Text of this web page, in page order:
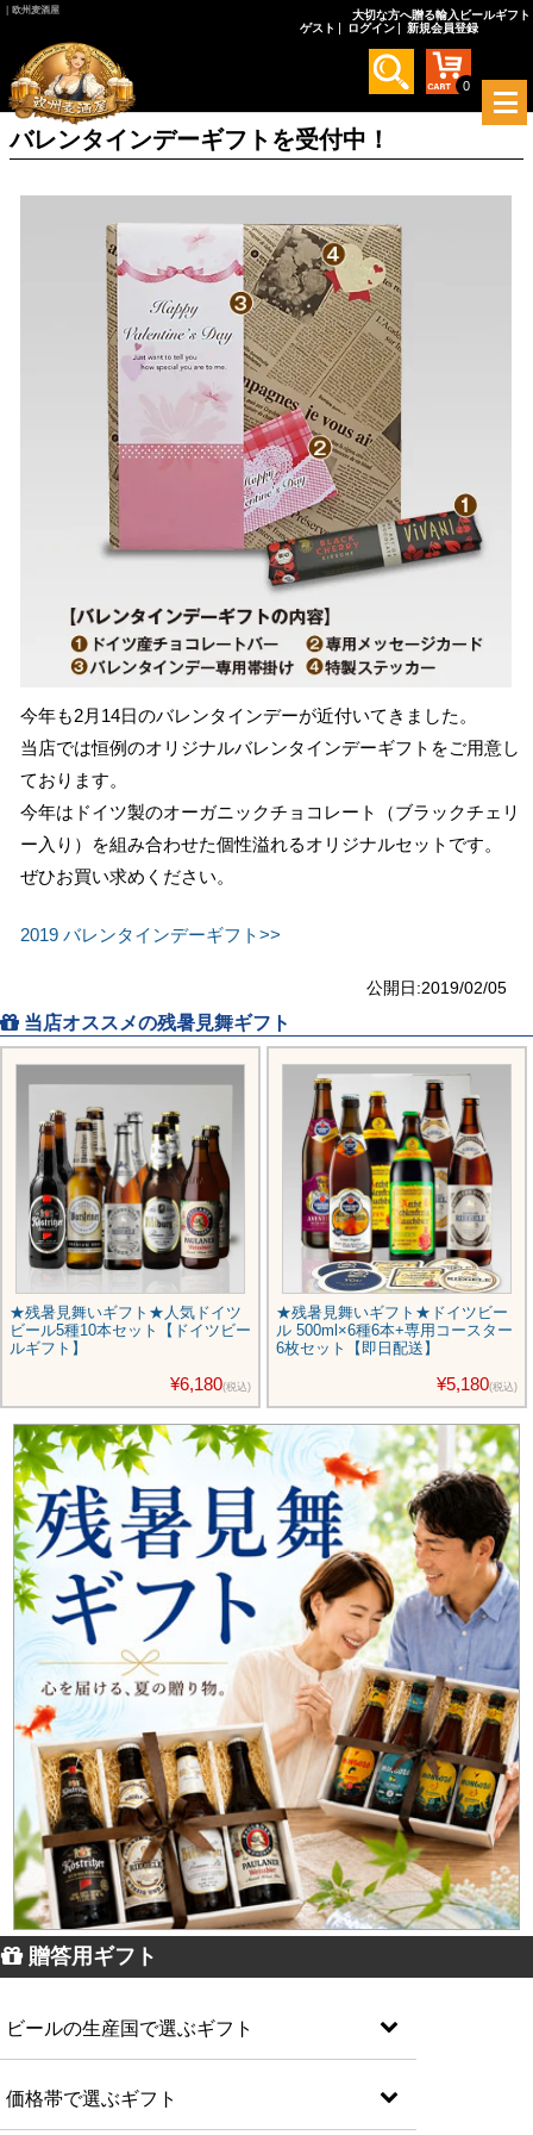
｜欧州麦酒屋
大切な方へ贈る輸入ビールギフト
ゲスト
ログイン 新規会員登録
0
メ
ニ
を
バレンタインデーギフトを受付中！
今年も2月14日のバレンタインデーが近付いてきました。
当店では恒例のオリジナルバレンタインデーギフトをご用意し
ております。
今年はドイツ製のオーガニックチョコレート（ブラックチェリ
ー入り）を組み合わせた個性溢れるオリジナルセットです。
ぜひお買い求めください。
2019 バレンタインデーギフト>>
公開日:2019/02/05
当店オススメの残暑見舞ギフト
★残暑見舞いギフト★人気ドイツ
ビール5種10本セット【ドイツビー
ルギフト】
¥6,180(税込)
★残暑見舞いギフト★ドイツビー
ル 500ml×6種6本+専用コースター
6枚セット【即日配送】
¥5,180(税込)
贈答用ギフト
ビールの生産国で選ぶギフト
価格帯で選ぶギフト